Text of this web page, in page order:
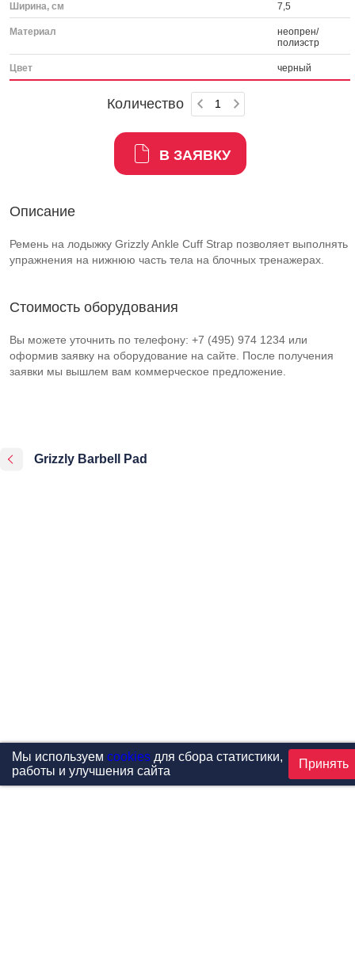
Ширина, см 7,5
Материал
неопрен/
полиэстр
Цвет черный
Количество
В ЗАЯВКУ
Описание
Ремень на лодыжку Grizzly Ankle Cuff Strap позволяет выполнять
упражнения на нижнюю часть тела на блочных тренажерах.
Стоимость оборудования
Вы можете уточнить по телефону: +7 (495) 974 1234 или
оформив заявку на оборудование на сайте. После получения
заявки мы вышлем вам коммерческое предложение.
Grizzly Barbell Pad
Мы используем cookiesдля сбора статистики,
работы и улучшения сайта
Принять